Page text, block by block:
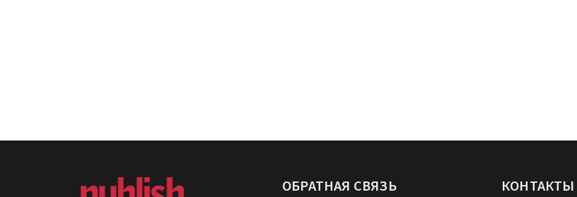
ОБРАТНАЯ СВЯЗЬ КОНТАКТЫ